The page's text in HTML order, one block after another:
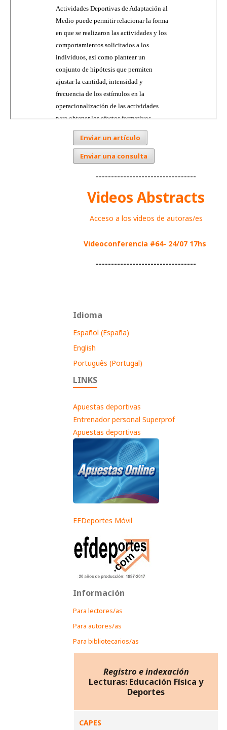
Enviar un artículo
Enviar una consulta
---------------------------------
Videos Abstracts
Acceso a los videos de autoras/es
Videoconferencia #64- 24/07 17hs
---------------------------------
Idioma
Español (España)
English
Português (Portugal)
LINKS
Apuestas deportivas
Entrenador personal Superprof
Apuestas deportivas
EFDeportes Móvil
Información
Para lectores/as
Para autores/as
Para bibliotecarios/as
Registro e indexación
Lecturas: Educación Física y
Deportes
CAPES